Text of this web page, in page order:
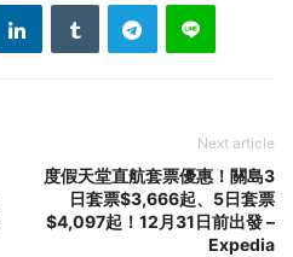
Next article
度假天堂直航套票優惠！關島3
日套票$3,666起、5日套票
$4,097起！12月31日前出發 –
Expedia